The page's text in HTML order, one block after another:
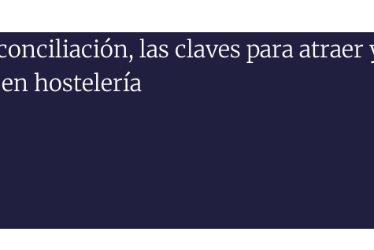
las claves para atraer
hostelería